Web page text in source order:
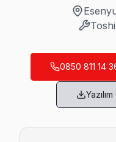
Esenyurt'da
Akçaburgaz
Akçaburgaz
0850 811 14